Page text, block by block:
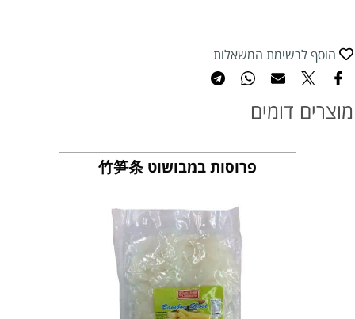
הוסף לרשימת המשאלות
מוצרים דומים
פרוסות במבושוט 竹笋条